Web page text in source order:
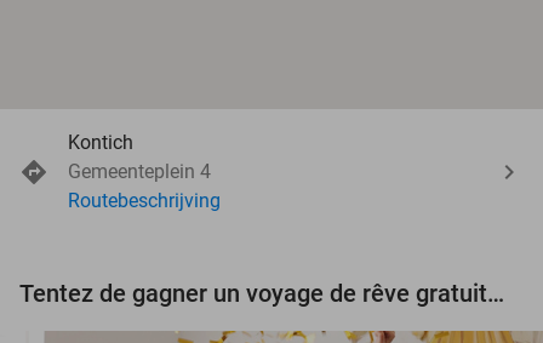
Kontich
Gemeenteplein 4
Routebeschrijving
Tentez de gagner un voyage de rêve gratuit d'une valeur de 3.000 € !